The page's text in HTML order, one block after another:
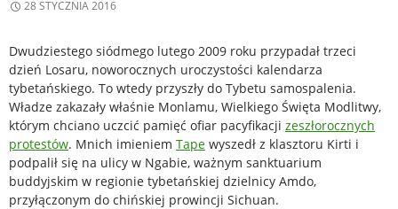
28 STYCZNIA 2016
Dwudziestego siódmego lutego 2009 roku przypadał trzeci
dzień Losaru, noworocznych uroczystości kalendarza
tybetańskiego. To wtedy przyszły do Tybetu samospalenia.
Władze zakazały właśnie Monlamu, Wielkiego Święta Modlitwy,
którym chciano uczcić pamięć ofiar pacyfikacji zeszłorocznych
protestów. Mnich imieniem Tape wyszedł z klasztoru Kirti i
podpalił się na ulicy w Ngabie, ważnym sanktuarium
buddyjskim w regionie tybetańskiej dzielnicy Amdo,
przyłączonym do chińskiej prowincji Sichuan.